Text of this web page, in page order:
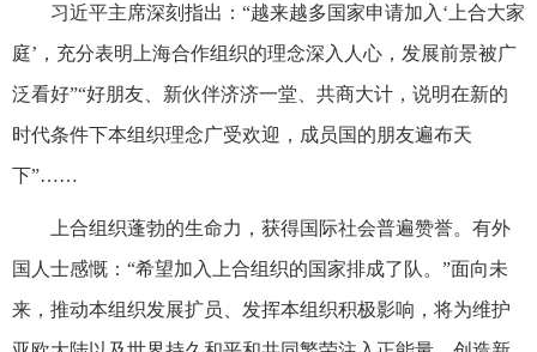
习近平主席深刻指出：“越来越多国家申请加入‘上合大家
庭’，充分表明上海合作组织的理念深入人心，发展前景被广
泛看好”“好朋友、新伙伴济济一堂、共商大计，说明在新的
时代条件下本组织理念广受欢迎，成员国的朋友遍布天
下”……
上合组织蓬勃的生命力，获得国际社会普遍赞誉。有外
国人士感慨：“希望加入上合组织的国家排成了队。”面向未
来，推动本组织发展扩员、发挥本组织积极影响，将为维护